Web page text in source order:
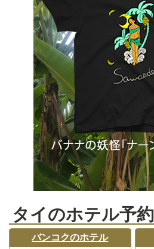
タイのホテル予約
バンコクのホテル